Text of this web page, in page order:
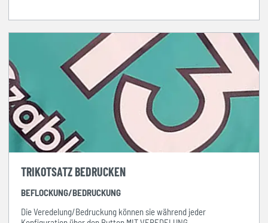
TRIKOTSATZ BEDRUCKEN
BEFLOCKUNG/BEDRUCKUNG
Die Veredelung/Bedruckung können sie während jeder